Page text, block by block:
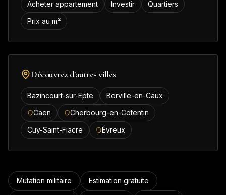
Acheter appartement
Investir
Quartiers
Prix au m²
Découvrez d'autres villes
Bazincourt-sur-Epte
Berville-en-Caux
Caen
Cherbourg-en-Cotentin
Cuy-Saint-Fiacre
Évreux
Mutation militaire Estimation gratuite